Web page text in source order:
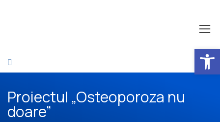
Proiectul „Osteoporoza nu
doare”